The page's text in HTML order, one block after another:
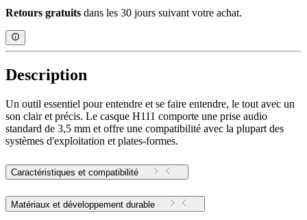
Retours gratuits dans les 30 jours suivant votre achat.
Description
Un outil essentiel pour entendre et se faire entendre, le tout avec un
son clair et précis. Le casque H111 comporte une prise audio
standard de 3,5 mm et offre une compatibilité avec la plupart des
systèmes d'exploitation et plates-formes.
Caractéristiques et compatibilité
Matériaux et développement durable